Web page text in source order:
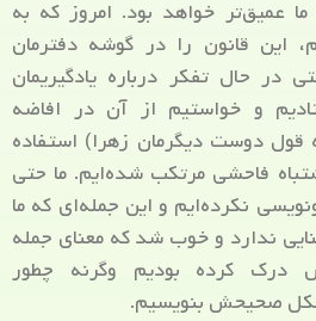
ما عمیق‌تر خواهد بود. امروز که به
این قانون را در گوشه دفترمان
در حال تفکر درباره یادگیریمان
و خواستیم از آن در افاضه
قول دوست دیگرمان زهرا) استفاده
فاحشی مرتکب شده‌ایم. ما حتی
نکرده‌ایم و این جمله‌ای که ما
ندارد و خوب شد که معنای جمله
درک کرده بودیم وگرنه چطور
صحیحش بنویسیم.